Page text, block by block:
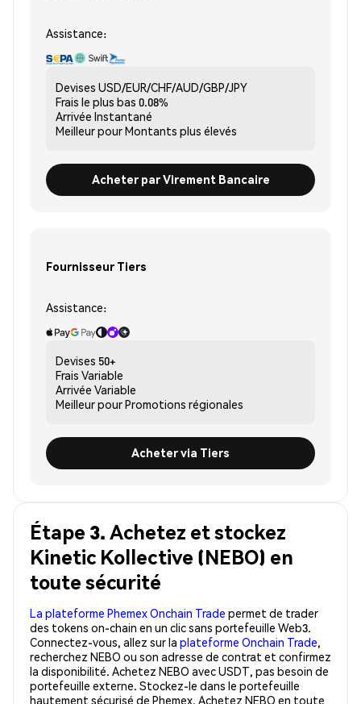
Assistance:
Devises USD/EUR/CHF/AUD/GBP/JPY
Frais le plus bas 0.08%
Arrivée Instantané
Meilleur pourMontants plus élevés
Acheter par Virement Bancaire
Fournisseur Tiers
Assistance:
Devises 50+
Frais Variable
Arrivée Variable
Meilleur pourPromotions régionales
Acheter via Tiers
Étape 3. Achetez et stockez
Kinetic Kollective (NEBO) en
toute sécurité
La plateforme Phemex Onchain Trade permet de trader
des tokens on-chain en un clic sans portefeuille Web3.
Connectez-vous, allez sur la plateforme Onchain Trade,
recherchez NEBO ou son adresse de contrat et confirmez
la disponibilité. Achetez NEBO avec USDT, pas besoin de
portefeuille externe. Stockez-le dans le portefeuille
hautement sécurisé de Phemex. Achetez NEBO en toute